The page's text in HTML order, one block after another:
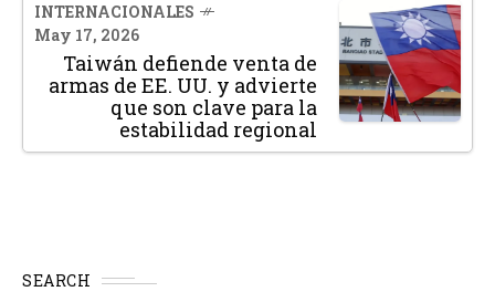
INTERNACIONALES
May 17, 2026
Taiwán defiende venta de
armas de EE. UU. y advierte
que son clave para la
estabilidad regional
SEARCH